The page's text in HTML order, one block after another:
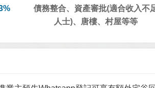
債務整合、資產審批(適合收入不
人士)、唐樓、村屋等等